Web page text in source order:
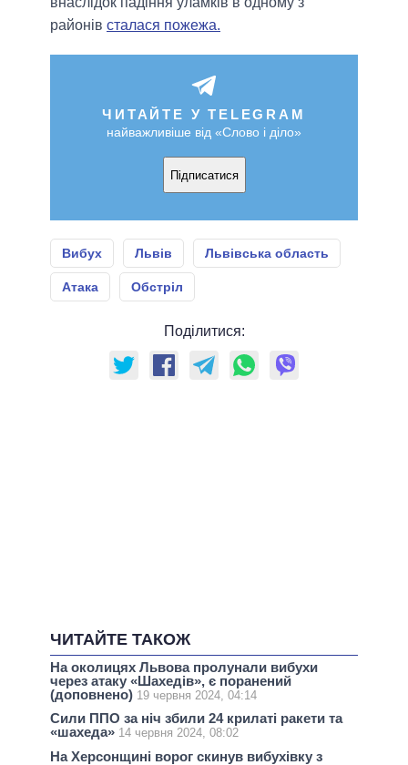
районів сталася пожежа.
ЧИТАЙТЕ У TELEGRAM
найважливіше від «Слово і діло»
Підписатися
Вибух Львів Львівська область
Атака Обстріл
Поділитися:
ЧИТАЙТЕ ТАКОЖ
На околицях Львова пролунали вибухи
через атаку «Шахедів», є поранений
(доповнено) 19 червня 2024, 04:14
Сили ППО за ніч збили 24 крилаті ракети та
«шахеда» 14 червня 2024, 08:02
На Херсонщині ворог скинув вибухівку з